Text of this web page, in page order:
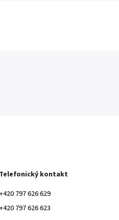
Telefonický kontakt
+420 797 626 629
+420 797 626 623